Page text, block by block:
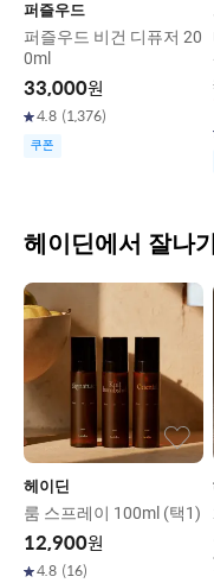
퍼즐우드
퍼즐우드 비건 디퓨저 20
0ml
33,000원
4.8 (1,376)
쿠폰
헤이딘에서 잘나
헤이딘
룸 스프레이 100ml (택1)
12,900원
4.8 (16)